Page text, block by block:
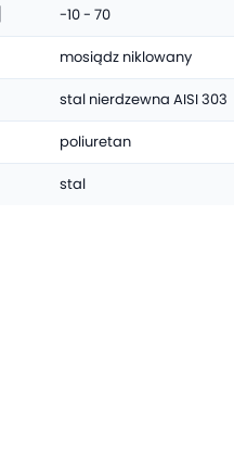
-10 - 70
mosiądz niklowany
stal nierdzewna AISI 303
poliuretan
stal